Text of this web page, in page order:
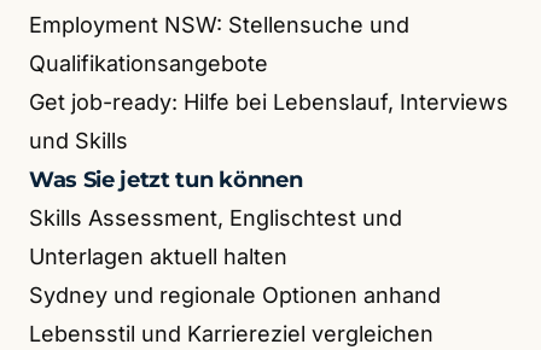
Employment NSW: Stellensuche und
Qualifikationsangebote
Get job-ready: Hilfe bei Lebenslauf, Interviews
und Skills
Was Sie jetzt tun können
Skills Assessment, Englischtest und
Unterlagen aktuell halten
Sydney und regionale Optionen anhand
Lebensstil und Karriereziel vergleichen